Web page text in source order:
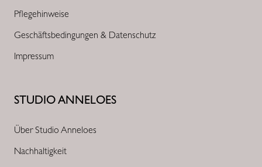
STUDIO ANNELOES
Über Studio Anneloes
Nachhaltigkeit
Pflegehinweise
Geschäftsbedingungen & Datenschutz
Impressum